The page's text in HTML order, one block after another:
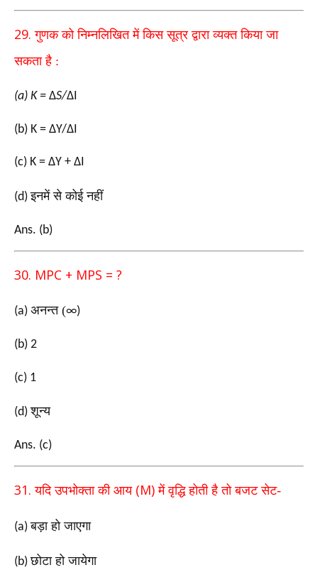
29.गुणक को निम्नलिखित में किस सूत्र द्वारा व्यक्त किया जा
सकता है :
(a) K = ΔS/ΔΙ
(b) K = ΔY/ΔI
(c) K = ΔY + ΔI
(d)इनमें से कोई नहीं
Ans. (b)
30. MPC + MPS = ?
(a) अनन्त (∞)
(b) 2
(c) 1
(d)शून्य
Ans. (c)
31.यदि उपभोक्ता की आय(M)में वृद्धि होती है तो बजट सेट-
(a)बड़ा हो जाएगा
(b)छोटा हो जायेगा